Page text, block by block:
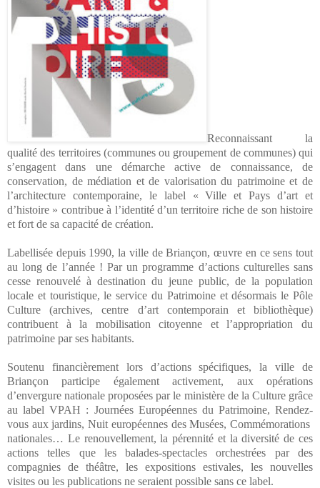
Reconnaissant la
qualité des territoires (communes ou groupement de communes) qui
s’engagent dans une démarche active de connaissance, de
conservation, de médiation et de valorisation du patrimoine et de
l’architecture contemporaine, le label « Ville et Pays d’art et
d’histoire » contribue à l’identité d’un territoire riche de son histoire
et fort de sa capacité de création.
Labellisée depuis 1990, la ville de Briançon, œuvre en ce sens tout
au long de l’année ! Par un programme d’actions culturelles sans
cesse renouvelé à destination du jeune public, de la population
locale et touristique, le service du Patrimoine et désormais le Pôle
Culture (archives, centre d’art contemporain et bibliothèque)
contribuent à la mobilisation citoyenne et l’appropriation du
patrimoine par ses habitants.
Soutenu financièrement lors d’actions spécifiques, la ville de
Briançon participe également activement, aux opérations
d’envergure nationale proposées par le ministère de la Culture grâce
au label VPAH : Journées Européennes du Patrimoine, Rendez-
vous aux jardins, Nuit européennes des Musées, Commémorations
nationales… Le renouvellement, la pérennité et la diversité de ces
actions telles que les balades-spectacles orchestrées par des
compagnies de théâtre, les expositions estivales, les nouvelles
visites ou les publications ne seraient possible sans ce label.